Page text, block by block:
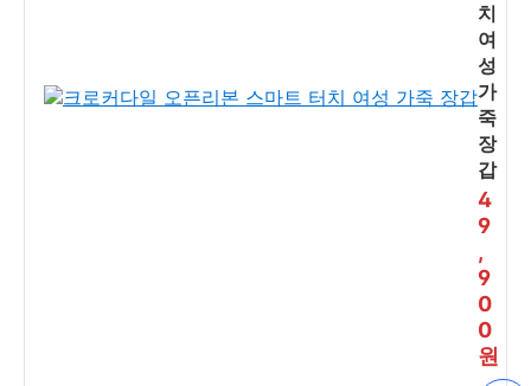
치
여
성
가
죽
장
갑
4
9
,
9
0
0
원